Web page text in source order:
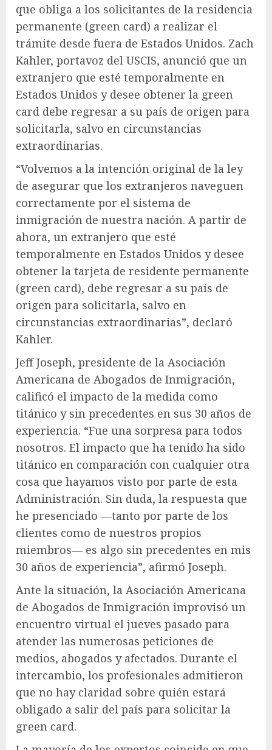
que obliga a los solicitantes de la residencia
permanente (green card) a realizar el
trámite desde fuera de Estados Unidos. Zach
Kahler, portavoz del USCIS, anunció que un
extranjero que esté temporalmente en
Estados Unidos y desee obtener la green
card debe regresar a su país de origen para
solicitarla, salvo en circunstancias
extraordinarias.
“Volvemos a la intención original de la ley
de asegurar que los extranjeros naveguen
correctamente por el sistema de
inmigración de nuestra nación. A partir de
ahora, un extranjero que esté
temporalmente en Estados Unidos y desee
obtener la tarjeta de residente permanente
(green card), debe regresar a su país de
origen para solicitarla, salvo en
circunstancias extraordinarias”, declaró
Kahler.
Jeff Joseph, presidente de la Asociación
Americana de Abogados de Inmigración,
calificó el impacto de la medida como
titánico y sin precedentes en sus 30 años de
experiencia. “Fue una sorpresa para todos
nosotros. El impacto que ha tenido ha sido
titánico en comparación con cualquier otra
cosa que hayamos visto por parte de esta
Administración. Sin duda, la respuesta que
he presenciado —tanto por parte de los
clientes como de nuestros propios
miembros— es algo sin precedentes en mis
30 años de experiencia”, afirmó Joseph.
Ante la situación, la Asociación Americana
de Abogados de Inmigración improvisó un
encuentro virtual el jueves pasado para
atender las numerosas peticiones de
medios, abogados y afectados. Durante el
intercambio, los profesionales admitieron
que no hay claridad sobre quién estará
obligado a salir del país para solicitar la
green card.